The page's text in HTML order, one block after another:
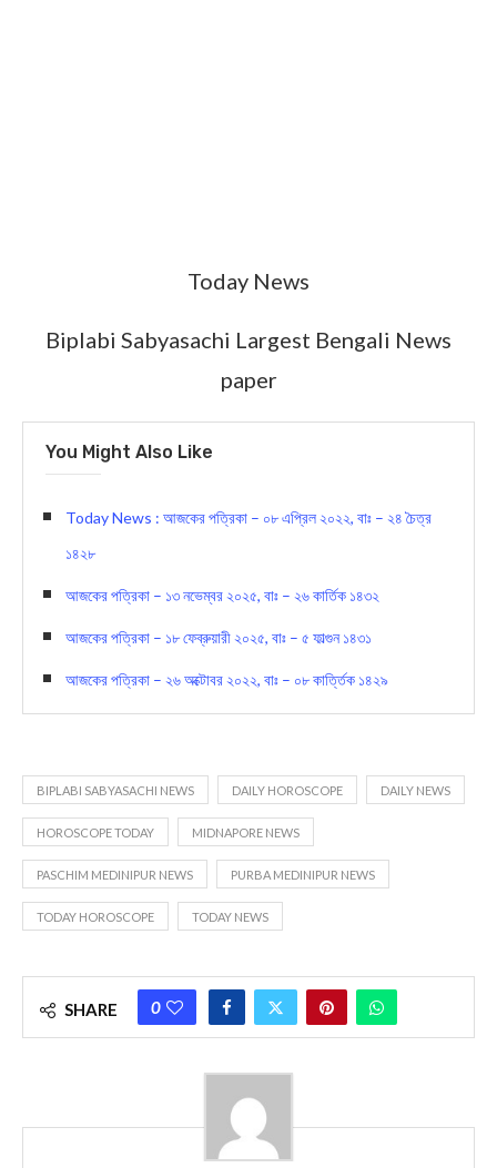
Today News
Biplabi Sabyasachi Largest Bengali News
paper
You Might Also Like
Today News : আজকের পত্রিকা – ০৮ এপ্রিল ২০২২, বাঃ – ২৪ চৈত্র
১৪২৮
আজকের পত্রিকা – ১৩ নভেম্বর ২০২৫, বাঃ – ২৬ কার্তিক ১৪৩২
আজকের পত্রিকা – ১৮ ফেব্রুয়ারী ২০২৫, বাঃ – ৫ ফাল্গুন ১৪৩১
আজকের পত্রিকা – ২৬ অক্টোবর ২০২২, বাঃ – ০৮ কার্ত্তিক ১৪২৯
BIPLABI SABYASACHI NEWS DAILY HOROSCOPE DAILY NEWS
HOROSCOPE TODAY MIDNAPORE NEWS
PASCHIM MEDINIPUR NEWS PURBA MEDINIPUR NEWS
TODAY HOROSCOPE TODAY NEWS
SHARE 0